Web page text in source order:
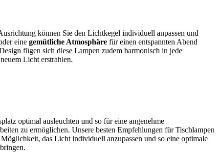
können Sie den Lichtkegel individuell anpassen und
eine gemütliche Atmosphäre für einen entspannten Abend
fügen sich diese Lampen zudem harmonisch in jede
Licht erstrahlen.
optimal ausleuchten und so für eine angenehme
zu ermöglichen. Unsere besten Empfehlungen für Tischlampen
das Licht individuell anzupassen und so eine optimale